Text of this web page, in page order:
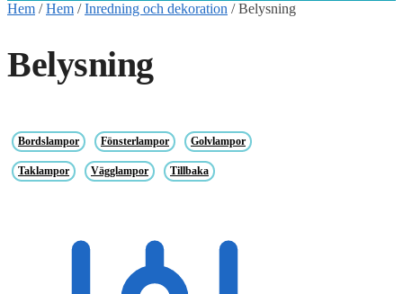
Hem /Hem /Inredning och dekoration /Belysning
Belysning
Bordslampor Fönsterlampor Golvlampor
Taklampor Vägglampor Tillbaka